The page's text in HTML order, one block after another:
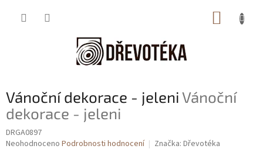
Vánoční dekorace - jeleniVánoční
dekorace - jeleni
DRGA0897
Průměrné
Neohodnoceno Podrobnosti hodnocení Značka: Dřevotéka